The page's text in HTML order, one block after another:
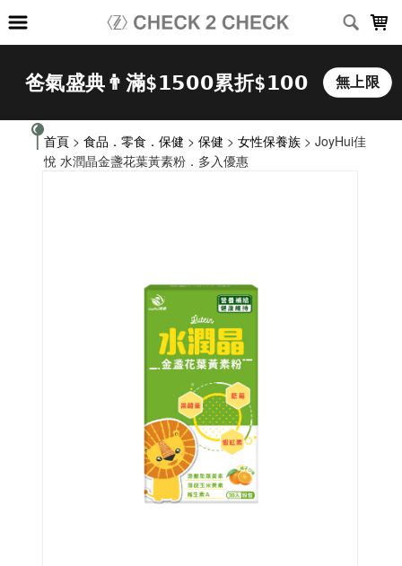
首頁 > 食品．零食．保健 > 保健 > 女性保養族 > JoyHui佳
悅 水潤晶金盞花葉黃素粉．多入優惠